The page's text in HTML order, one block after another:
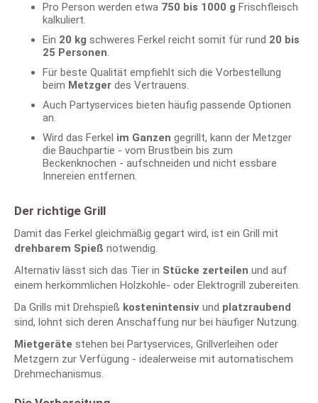
Pro Person werden etwa 750 bis 1000 g Frischfleisch
kalkuliert.
Ein 20 kg schweres Ferkel reicht somit für rund 20 bis
25 Personen.
Für beste Qualität empfiehlt sich die Vorbestellung
beim Metzger des Vertrauens.
Auch Partyservices bieten häufig passende Optionen
an.
Wird das Ferkel im Ganzen gegrillt, kann der Metzger
die Bauchpartie - vom Brustbein bis zum
Beckenknochen - aufschneiden und nicht essbare
Innereien entfernen.
Der richtige Grill
Damit das Ferkel gleichmäßig gegart wird, ist ein Grill mit
drehbarem Spieß notwendig.
Alternativ lässt sich das Tier in Stücke zerteilen und auf
einem herkömmlichen Holzkohle- oder Elektrogrill zubereiten.
Da Grills mit Drehspieß kostenintensiv und platzraubend
sind, lohnt sich deren Anschaffung nur bei häufiger Nutzung.
Mietgeräte stehen bei Partyservices, Grillverleihen oder
Metzgern zur Verfügung - idealerweise mit automatischem
Drehmechanismus.